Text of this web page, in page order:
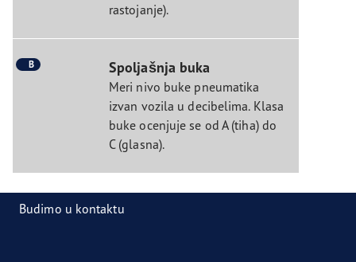
rastojanje).
B Spoljašnja buka
Meri nivo buke pneumatika
izvan vozila u decibelima. Klasa
buke ocenjuje se od A (tiha) do
C (glasna).
Budimo u kontaktu